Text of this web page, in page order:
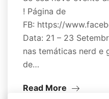
! Página de
FB: https://
Data: 21 – 23
nas temáticas nerd e
de…
Read More